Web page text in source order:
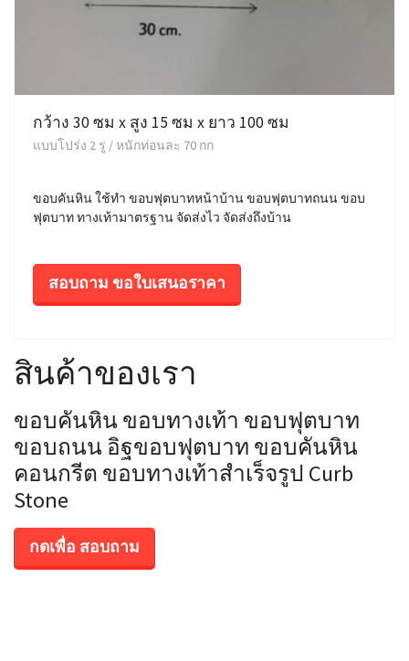
กว้าง 30 ซม x สูง 15 ซม x ยาว 100 ซม
แบบโปร่ง 2 รู / หนักท่อนละ 70 กก
ขอบคันหิน ใช้ทำ ขอบฟุตบาทหน้าบ้าน ขอบฟุตบาทถนน ขอบ
ฟุตบาท ทางเท้ามาตรฐาน จัดส่งไว จัดส่งถึงบ้าน
สอบถาม ขอใบเสนอราคา
สินค้าของเรา
ขอบคันหิน ขอบทางเท้า ขอบฟุตบาท
ขอบถนน อิฐขอบฟุตบาท ขอบคันหิน
คอนกรีต ขอบทางเท้าสำเร็จรูป Curb
Stone
กดเพื่อ สอบถาม